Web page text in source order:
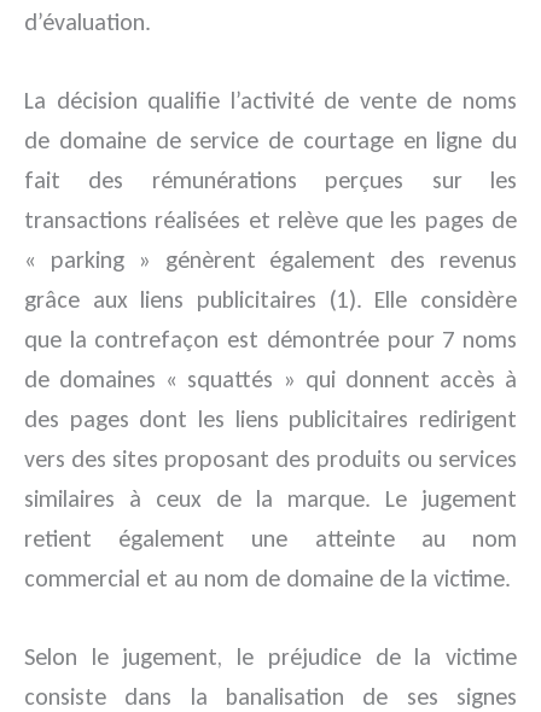
d’évaluation.
La décision qualifie l’activité de vente de noms
de domaine de service de courtage en ligne du
fait des rémunérations perçues sur les
transactions réalisées et relève que les pages de
« parking » génèrent également des revenus
grâce aux liens publicitaires (1). Elle considère
que la contrefaçon est démontrée pour 7 noms
de domaines « squattés » qui donnent accès à
des pages dont les liens publicitaires redirigent
vers des sites proposant des produits ou services
similaires à ceux de la marque. Le jugement
retient également une atteinte au nom
commercial et au nom de domaine de la victime.
Selon le jugement, le préjudice de la victime
consiste dans la banalisation de ses signes